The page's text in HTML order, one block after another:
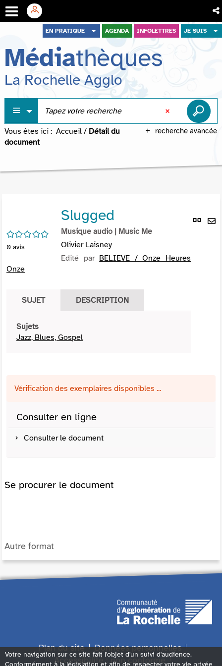
menu
contenu
recherche
EN PRATIQUE AGENDA INFOLETTRES JE SUIS
Médiathèques
La Rochelle Agglo
recherche avancée
Vous êtes ici : Accueil / Détail du
document
Lien
/5
0 avis
Slugged
Musique audio | Music Me
Olivier Laisney
Edité par BELIEVE / Onze Heures
Onze
SUJET DESCRIPTION
Sujets
Jazz, Blues, Gospel
Vérification des exemplaires disponibles ...
Consulter en ligne
Consulter le document
Se procurer le document
Autre format
Plan du site
Données personnelles
Accessibilité : non conforme
Votre navigation sur ce site fait l'objet d'un suivi d'audience.
Conformément à la législation et afin de respecter votre vie privée,